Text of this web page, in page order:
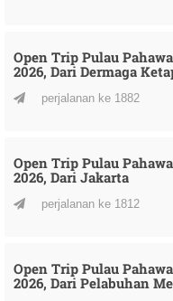
Open Trip Pulau
2026, Dari Dermaga
perjalanan ke 1882
Open Trip Pulau
2026, Dari Jakarta
perjalanan ke 1812
Open Trip Pulau
2026, Dari Pelabuhan